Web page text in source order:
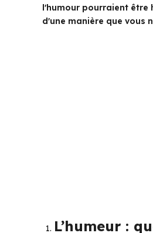
l'humour pourraient être
d'une manière que vous
L’humeur :